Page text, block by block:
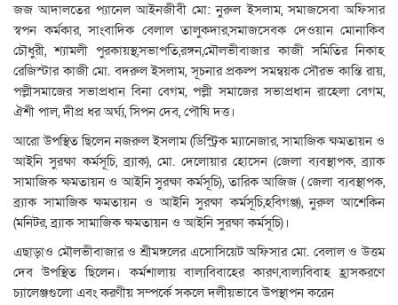
জজ আদালতের প্যানেল আইনজীবী মো: নুরুল ইসলাম, সমাজসেবা অফিসার
স্বপন কর্মকার, সাংবাদিক বেলাল তালুকদার,সমাজসেবক দেওয়ান মোনাকিব
চৌধুরী, শ্যামলী পুরকায়স্থ,সভাপতি,রঙ্গন,মৌলভীবাজার কাজী সমিতির নিকাহ
রেজিস্টার কাজী মো. বদরুল ইসলাম, সূচনার প্রকল্প সমন্বয়ক সৌরভ কান্তি রায়,
পল্লীসমাজের সভাপ্রধান বিনা বেগম, পল্লী সমাজের সভাপ্রধান রাহেলা বেগম,
ঐশী পাল, দীপ্র ধর অর্ঘ্য, সিপন দেব, পৌষি দত্ত।
আরো উপস্থিত ছিলেন নজরুল ইসলাম (ডিস্ট্রিক ম্যানেজার, সামাজিক ক্ষমতায়ন ও
আইনি সুরক্ষা কর্মসূচি, ব্র্যাক), মো. দেলোয়ার হোসেন (জেলা ব্যবস্থাপক, ব্র্যাক
সামাজিক ক্ষমতায়ন ও আইনি সুরক্ষা কর্মসূচি), তারিক আজিজ ( জেলা ব্যবস্থাপক,
ব্র্যাক সামাজিক ক্ষমতায়ন ও আইনি সুরক্ষা কর্মসূচি,হবিগঞ্জ), নুরুল আশেকিন
(মনিটর, ব্র্যাক সামাজিক ক্ষমতায়ন ও আইনি সুরক্ষা কর্মসূচি)।
এছাড়াও মৌলভীবাজার ও শ্রীমঙ্গলের এসোসিয়েট অফিসার মো. বেলাল ও উত্তম
দেব উপস্থিত ছিলেন। কর্মশালায় বাল্যবিবাহের কারণ,বাল্যবিবাহ হ্রাসকরণে
চ্যালেঞ্জগুলো এবং করণীয় সম্পর্কে সকলে দলীয়ভাবে উপস্থাপন করেন